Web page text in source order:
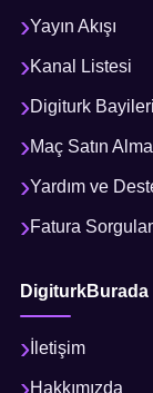
Yayın Akışı
Kanal Listesi
Digiturk Bayileri
Maç Satın Alma
Yardım ve
Fatura
DigiturkBurada
İletişim
Hakkımızda